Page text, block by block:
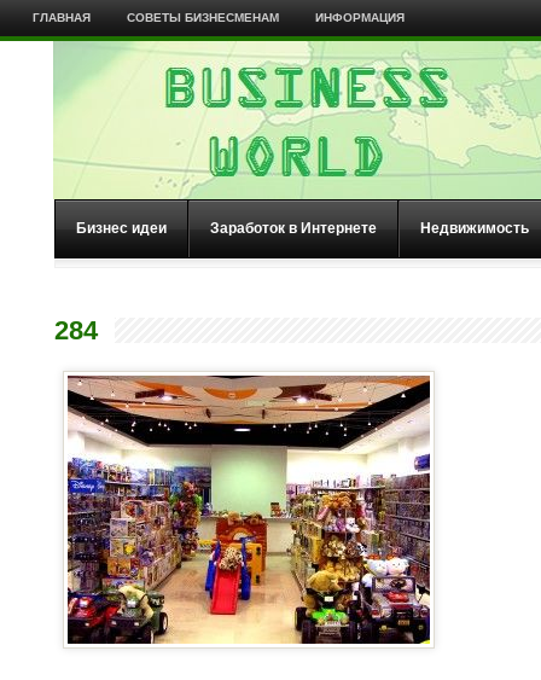
ГЛАВНАЯ СОВЕТЫ БИЗНЕСМЕНАМ ИНФОРМАЦИЯ
Бизнес идеи Заработок в Интернете Недвижимость
284